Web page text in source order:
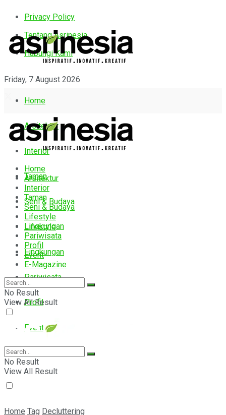
Privacy Policy
Tentang Asrinesia
Hubungi Kami
Friday, 7 August 2026
Home
Arsitektur
Interior
Taman
Seni & Budaya
Lifestyle
Lingkungan
Pariwisata
Profil
Event
E-Magazine
Home
Arsitektur
Interior
Taman
Seni & Budaya
Lifestyle
Lingkungan
Pariwisata
Profil
Event
E-Magazine
No Result
View All Result
No Result
View All Result
Home Tag Decluttering